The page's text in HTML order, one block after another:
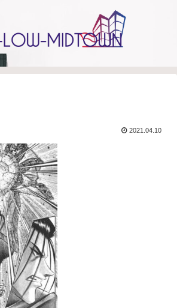
2021.04.10